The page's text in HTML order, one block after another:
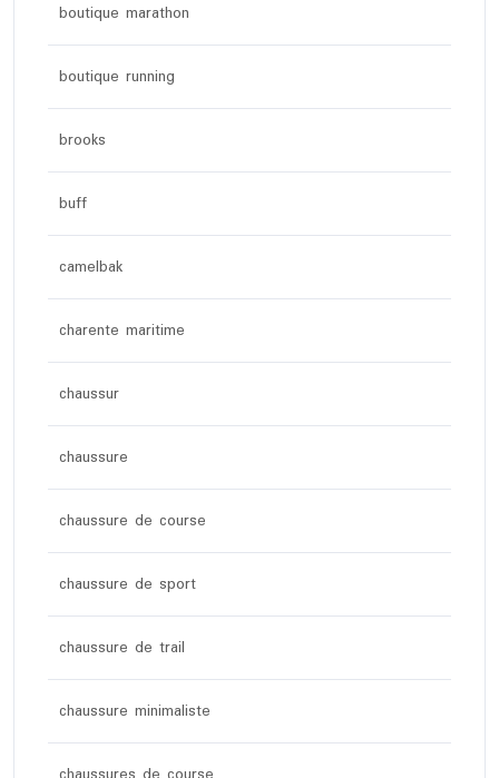
boutique marathon
boutique running
brooks
buff
camelbak
charente maritime
chaussur
chaussure
chaussure de course
chaussure de sport
chaussure de trail
chaussure minimaliste